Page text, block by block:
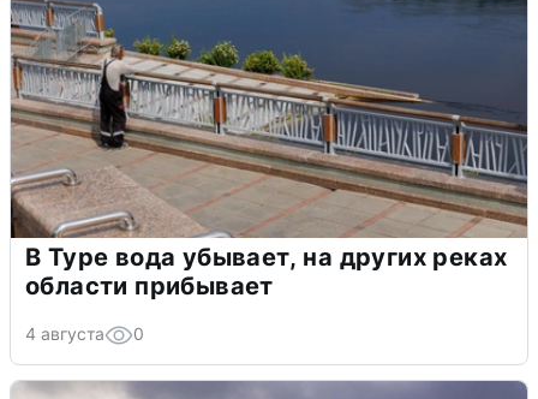
В Туре вода убывает, на других реках
области прибывает
4 августа 0